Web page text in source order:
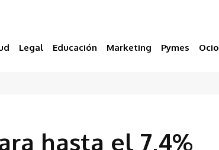
Legal Educación Marketing Pymes Ocio
hasta el 7,4%